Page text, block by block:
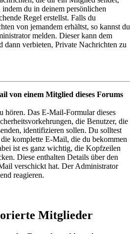
indem du in deinem persönlichen
Regel erstellst. Falls du
von jemandem erhältst, so kannst du
melden. Dieser kann dem
dann verbieten, Private Nachrichten zu
von einem Mitglied dieses Forums
hören. Das E-Mail-Formular dieses
die Benutzer, die
identifizieren sollen. Du solltest
komplette E-Mail, die du bekommen
ist es ganz wichtig, die Kopfzeilen
Diese enthalten Details über den
verschickt hat. Der Administrator
reagieren.
Mitglieder